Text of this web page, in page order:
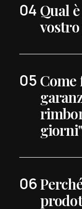
Qual
Come